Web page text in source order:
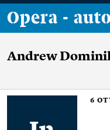
Opera -
Andrew
6